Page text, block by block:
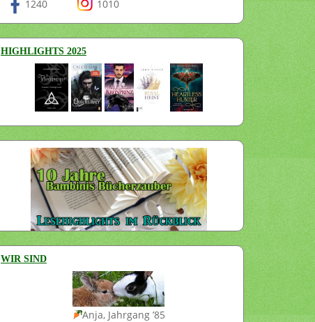
1240 1010
HIGHLIGHTS 2025
WIR SIND
Anja, Jahrgang ’85